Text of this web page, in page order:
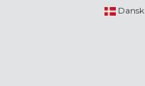
Dansk